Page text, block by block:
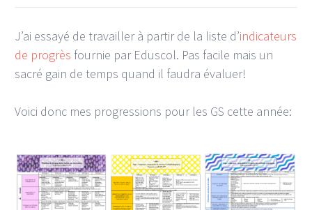
J’ai essayé de travailler à partir de la liste d’indicateurs
de progrès fournie par Eduscol. Pas facile mais un
sacré gain de temps quand il faudra évaluer!
Voici donc mes progressions pour les GS cette année: